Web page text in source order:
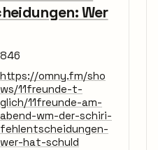
Wer
846
https://omny.fm/sho
ws/11freunde-t-
glich/11freunde-am-
abend-wm-der-schiri-
fehlentscheidungen-
wer-hat-schuld